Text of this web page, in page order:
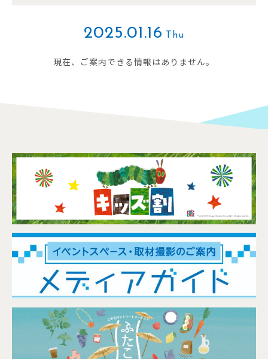
2025.01.16 Thu
現在、ご案内できる情報はありません。